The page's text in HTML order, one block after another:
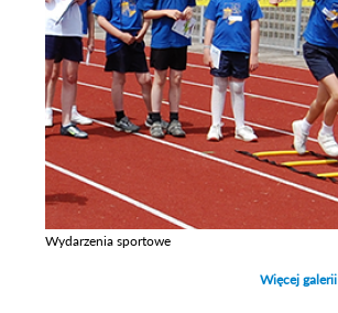
Wydarzenia sportowe
Więcej galerii